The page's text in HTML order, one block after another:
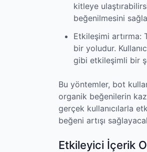
kitleye
beğenilmesini
Etkileşimi artırma:
bir yoludur.
gibi etkileşimli bir
Bu yöntemler, bot
organik beğenilerin
gerçek kullanıcılarla
beğeni artışı
Etkileyici İçerik